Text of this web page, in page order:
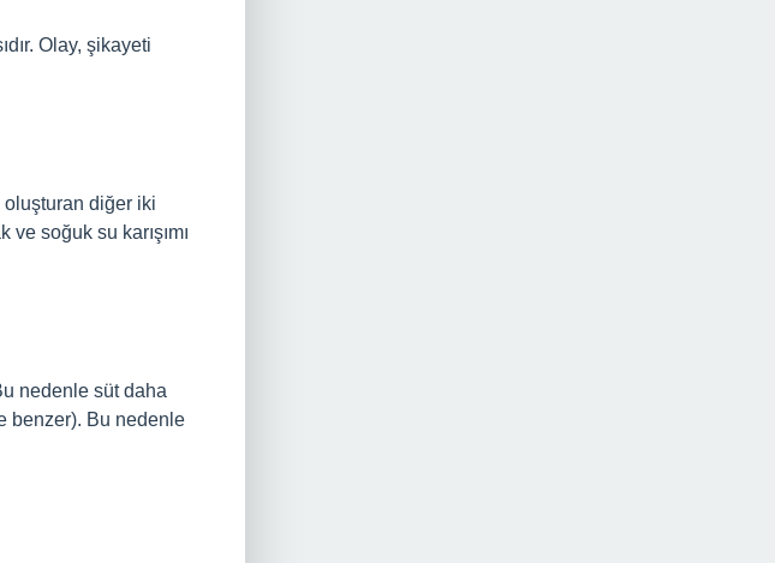
Olay, şikayeti
oluşturan diğer iki
ve soğuk su karışımı
nedenle süt daha
benzer). Bu nedenle